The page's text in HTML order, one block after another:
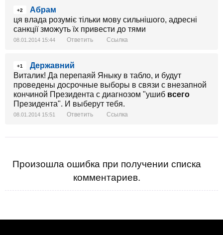
+2
Абрам
ця влада розуміє тільки мову сильнішого, адресні
санкції зможуть їх привести до тями
08.01.2014 15:44 Ответить Ссылка
+1
Державний
Виталик! Да перепаяй Яныку в табло, и будут
проведены досрочные выборы в связи с внезапной
кончиной Президента с диагнозом "ушиб всего
Президента". И выберут тебя.
08.01.2014 15:51 Ответить Ссылка
Произошла ошибка при получении списка
комментариев.